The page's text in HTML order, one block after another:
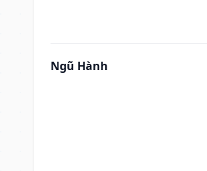
Ngũ Hành